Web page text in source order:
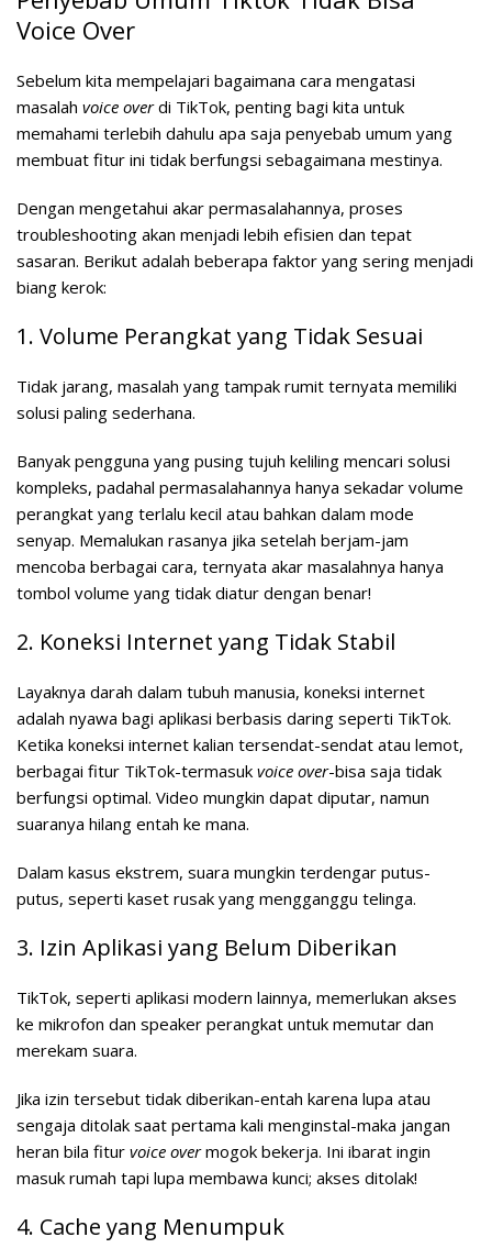
Voice Over
Sebelum kita mempelajari bagaimana cara mengatasi
masalah voice overdi TikTok, penting bagi kita untuk
memahami terlebih dahulu apa saja penyebab umum yang
membuat fitur ini tidak berfungsi sebagaimana mestinya.
Dengan mengetahui akar permasalahannya, proses
troubleshooting akan menjadi lebih efisien dan tepat
sasaran. Berikut adalah beberapa faktor yang sering menjadi
biang kerok:
1. Volume Perangkat yang Tidak Sesuai
Tidak jarang, masalah yang tampak rumit ternyata memiliki
solusi paling sederhana.
Banyak pengguna yang pusing tujuh keliling mencari solusi
kompleks, padahal permasalahannya hanya sekadar volume
perangkat yang terlalu kecil atau bahkan dalam mode
senyap. Memalukan rasanya jika setelah berjam-jam
mencoba berbagai cara, ternyata akar masalahnya hanya
tombol volume yang tidak diatur dengan benar!
2. Koneksi Internet yang Tidak Stabil
Layaknya darah dalam tubuh manusia, koneksi internet
adalah nyawa bagi aplikasi berbasis daring seperti TikTok.
Ketika koneksi internet kalian tersendat-sendat atau lemot,
berbagai fitur TikTok-termasuk voice over-bisa saja tidak
berfungsi optimal. Video mungkin dapat diputar, namun
suaranya hilang entah ke mana.
Dalam kasus ekstrem, suara mungkin terdengar putus-
putus, seperti kaset rusak yang mengganggu telinga.
3. Izin Aplikasi yang Belum Diberikan
TikTok, seperti aplikasi modern lainnya, memerlukan akses
ke mikrofon dan speaker perangkat untuk memutar dan
merekam suara.
Jika izin tersebut tidak diberikan-entah karena lupa atau
sengaja ditolak saat pertama kali menginstal-maka jangan
heran bila fitur voice overmogok bekerja. Ini ibarat ingin
masuk rumah tapi lupa membawa kunci; akses ditolak!
4. Cache yang Menumpuk